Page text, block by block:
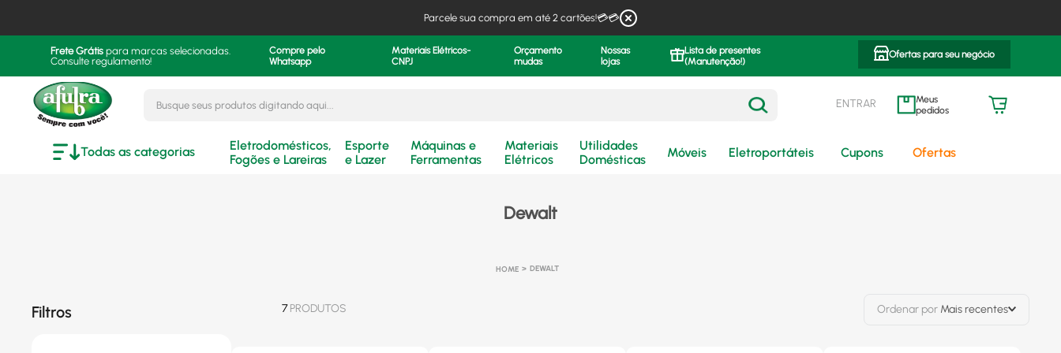
Parcele sua compra em até 2 cartões!💳💳
Frete Grátis para marcas selecionadas.
Consulte regulamento!
Compre pelo
Whatsapp
Materiais Elétricos-
CNPJ
Orçamento
mudas
Nossas
lojas
Lista de presentes
(Manutenção!)
Ofertas para seu negócio
ENTRAR meus pedidos
Todas as categorias
Eletrodomésticos,
Fogões e Lareiras
Esporte
e Lazer
Máquinas e
Ferramentas
Materiais
Elétricos
Utilidades
Domésticas
Móveis Eletroportáteis Cupons Ofertas
Dewalt
DEWALT
Filtros 7PRODUTOS Ordenar por Mais recentes